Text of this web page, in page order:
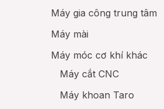
Máy gia công trung tâm
Máy mài
Máy móc cơ khí khác
Máy cắt CNC
Máy khoan Taro